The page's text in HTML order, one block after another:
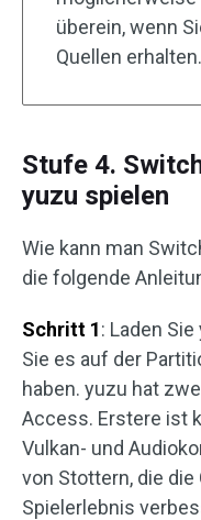
überein, wenn
Quellen erhalten.
Stufe 4.
yuzu spielen
Wie kann man
die folgende
Schritt 1: Laden
Sie es auf der
haben. yuzu hat
Access. Erstere ist
Vulkan- und
von Stottern, die
Spielerlebnis